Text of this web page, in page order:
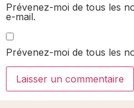
Prévenez-moi de tous les
e-mail.
Prévenez-moi de tous les